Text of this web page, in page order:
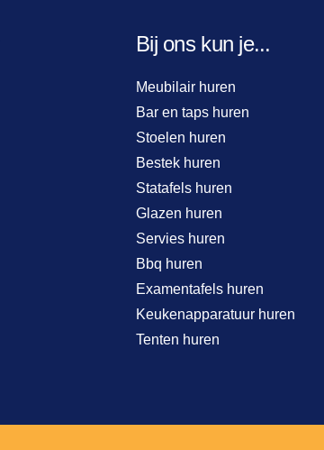
Bij ons kun je...
Meubilair huren
Bar en taps huren
Stoelen huren
Bestek huren
Statafels huren
Glazen huren
Servies huren
Bbq huren
Examentafels huren
Keukenapparatuur huren
Tenten huren